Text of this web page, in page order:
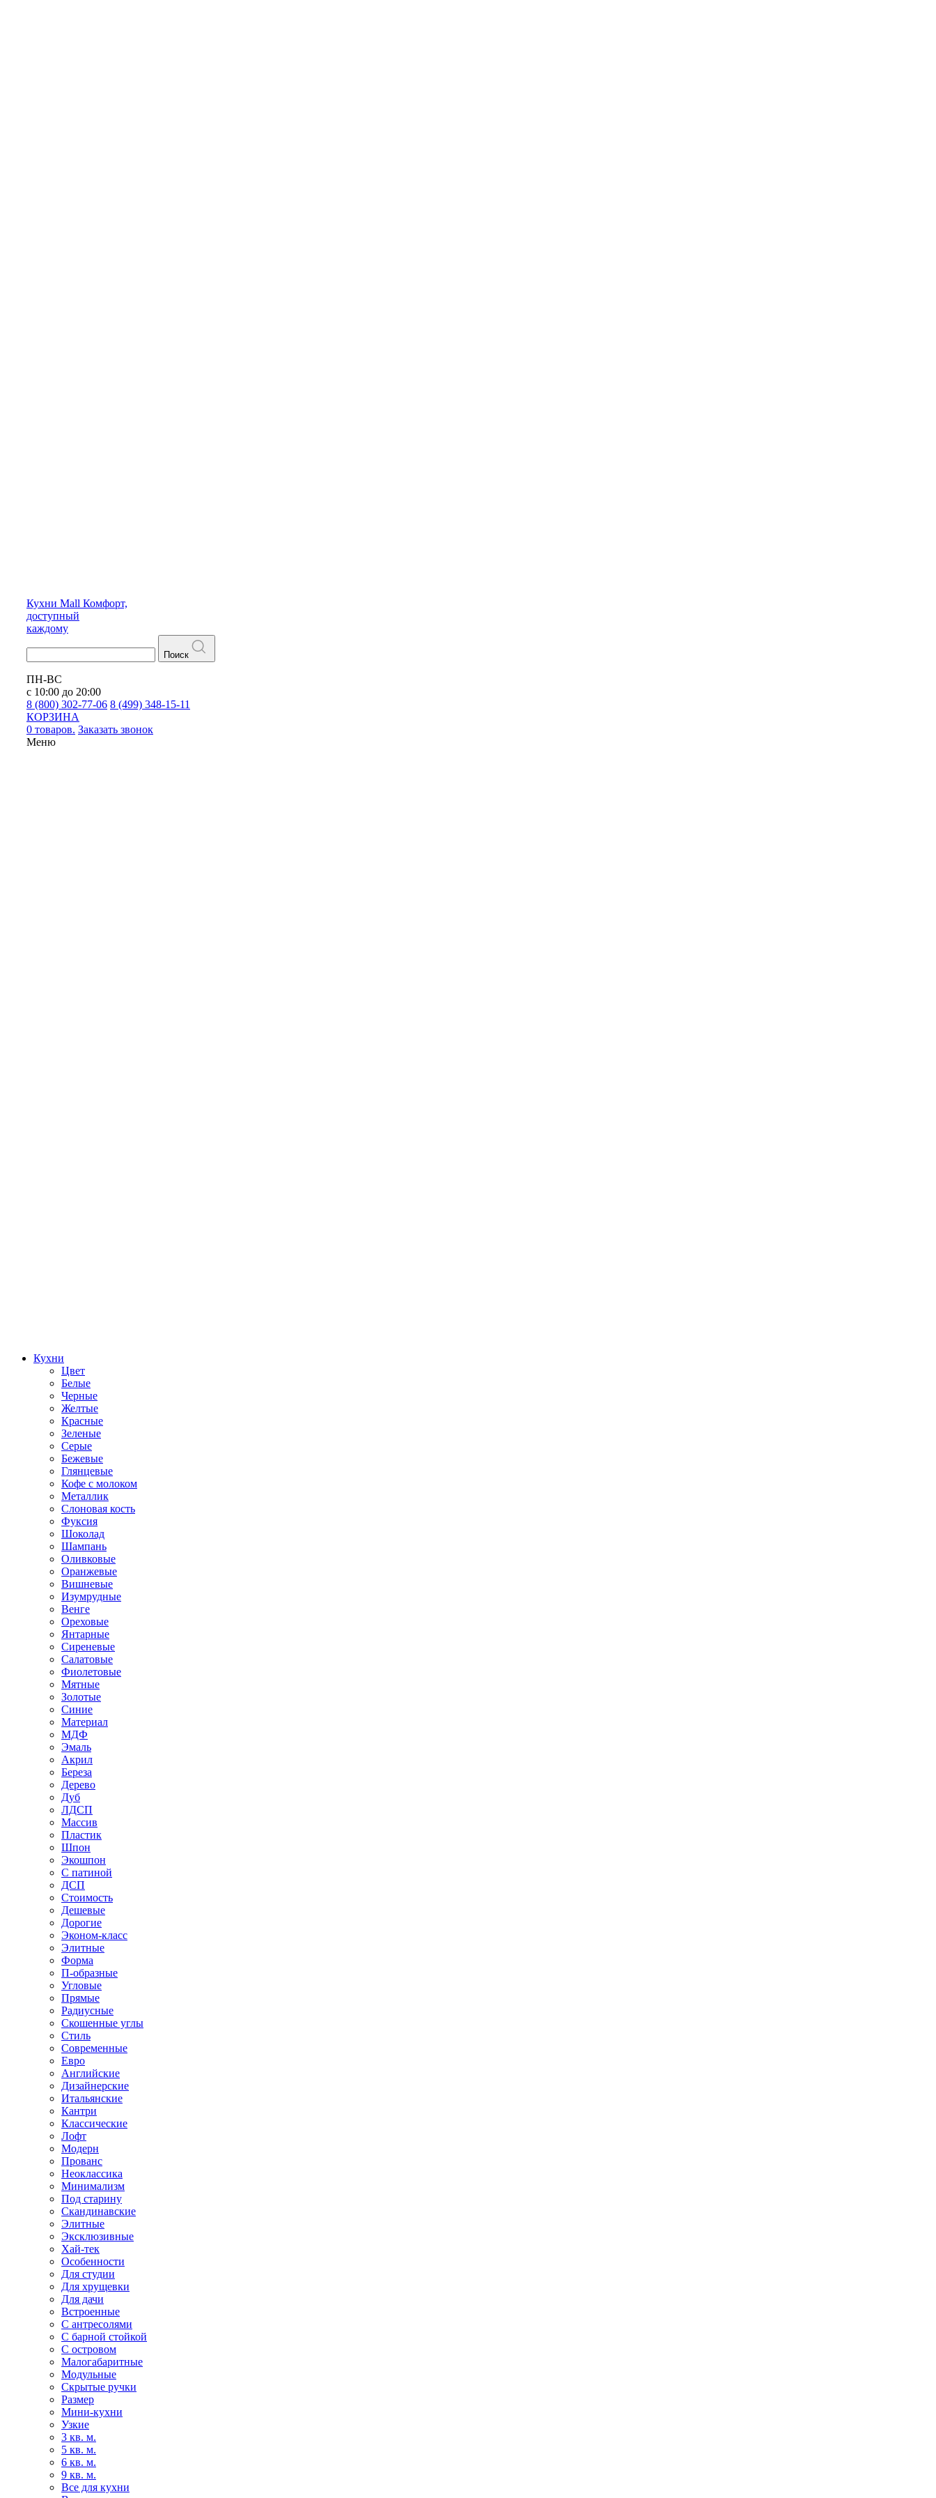
Кухни Mall Комфорт,
доступный
каждому
Поиск
ПН-ВС
с 10:00 до 20:00
8 (800) 302-77-06 8 (499) 348-15-11
КОРЗИНА
0 товаров. Заказать звонок
Меню
Кухни
Цвет
Белые
Черные
Желтые
Красные
Зеленые
Серые
Бежевые
Глянцевые
Кофе с молоком
Металлик
Слоновая кость
Фуксия
Шоколад
Шампань
Оливковые
Оранжевые
Вишневые
Изумрудные
Венге
Ореховые
Янтарные
Сиреневые
Салатовые
Фиолетовые
Мятные
Золотые
Синие
Материал
МДФ
Эмаль
Акрил
Береза
Дерево
Дуб
ЛДСП
Массив
Пластик
Шпон
Экошпон
С патиной
ДСП
Стоимость
Дешевые
Дорогие
Эконом-класс
Элитные
Форма
П-образные
Угловые
Прямые
Радиусные
Скошенные углы
Стиль
Современные
Евро
Английские
Дизайнерские
Итальянские
Кантри
Классические
Лофт
Модерн
Прованс
Неоклассика
Минимализм
Под старину
Скандинавские
Элитные
Эксклюзивные
Хай-тек
Особенности
Для студии
Для хрущевки
Для дачи
Встроенные
С антресолями
С барной стойкой
С островом
Малогабаритные
Модульные
Скрытые ручки
Размер
Мини-кухни
Узкие
3 кв. м.
5 кв. м.
6 кв. м.
9 кв. м.
Все для кухни